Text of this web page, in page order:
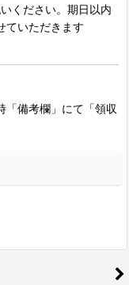
ください。期日以内
ていただきます
「備考欄」にて「領収